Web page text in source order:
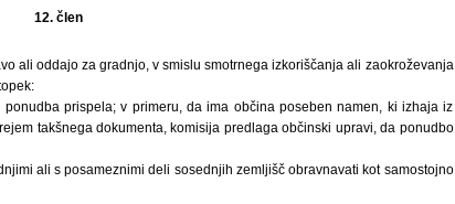
12. člen
ali oddajo za gradnjo, v smislu smotrnega izkoriščanja ali zaokroževanja
prispela; v primeru, da ima občina poseben namen, ki izhaja iz
takšnega dokumenta, komisija predlaga občinski upravi, da ponudbo
ali s posameznimi deli sosednjih zemljišč obravnavati kot samostojno